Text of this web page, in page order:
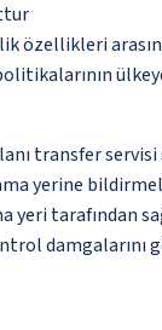
özellikleri
transfer
yerine
yeri
damgalarını